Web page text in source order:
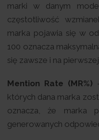
marki w danym
częstotliwość
marka pojawia się w
100 oznacza
się zawsze i na
Mention Rate (MR%)
których dana marka
oznacza, że marka
generowanych